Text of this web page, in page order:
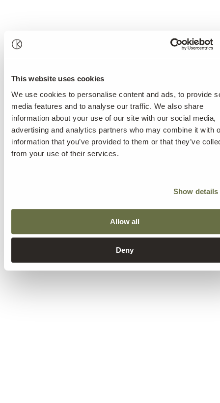
This website uses cookies
We use cookies to personalise content and ads, to provide
media features and to analyse our traffic. We also share
information about your use of our site with our social media,
advertising and analytics partners who may combine it with
information that you’ve provided to them or that they’ve
from your use of their services.
Show details
Allow all
Deny